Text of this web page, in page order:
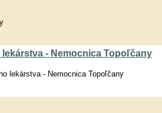
- Nemocnica Topoľčany
lekárstva - Nemocnica Topoľčany